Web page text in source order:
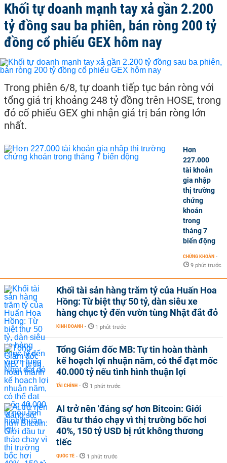
Khối tự doanh mạnh tay xả gần 2.200
tỷ đồng sau ba phiên, bán ròng 200 tỷ
đồng cổ phiếu GEX hôm nay
Trong phiên 6/8, tự doanh tiếp tục bán ròng với
tổng giá trị khoảng 248 tỷ đồng trên HOSE, trong
đó cổ phiếu GEX ghi nhận giá trị bán ròng lớn
nhất.
Hơn
227.000
tài khoản
gia nhập
thị trường
chứng
khoán
trong
tháng 7
biến động
CHỨNG KHOÁN -
9 phút trước
Khối tài sản hàng trăm tỷ của Huấn Hoa
Hồng: Từ biệt thự 50 tỷ, dàn siêu xe
hàng chục tỷ đến vườn tùng Nhật đắt đỏ
KINH DOANH - 1 phút trước
Tổng Giám đốc MB: Tự tin hoàn thành
kế hoạch lợi nhuận năm, có thể đạt mốc
40.000 tỷ nếu tình hình thuận lợi
TÀI CHÍNH - 1 phút trước
AI trở nên 'đáng sợ' hơn Bitcoin: Giới
đầu tư tháo chạy vì thị trường bốc hơi
40%, 150 tỷ USD bị rút không thương
tiếc
QUỐC TẾ - 1 phút trước